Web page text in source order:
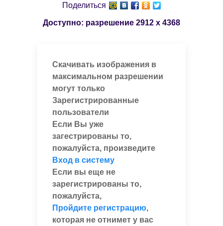
Поделиться
Доступно: разрешение 2912 x 4368
Скачивать изображения в
максимальном разрешении
могут только
Зарегистрированные
пользователи
Если Вы уже
загестрированы то,
пожалуйста, произведите
Вход в систему
Если вы еще не
зарегистрированы то,
пожалуйста,
Пройдите регистрацию,
которая не отнимет у вас